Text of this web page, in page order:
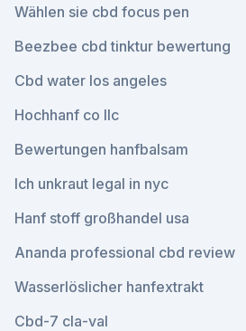
Wählen sie cbd focus pen
Beezbee cbd tinktur bewertung
Cbd water los angeles
Hochhanf co llc
Bewertungen hanfbalsam
Ich unkraut legal in nyc
Hanf stoff großhandel usa
Ananda professional cbd review
Wasserlöslicher hanfextrakt
Cbd-7 cla-val